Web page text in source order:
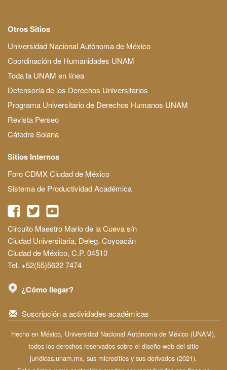
Otros Sitios
Universidad Nacional Autónoma de México
Coordinación de Humanidades UNAM
Toda la UNAM en línea
Defensoría de los Derechos Universitarios
Programa Universitario de Derechos Humanos UNAM
Revista Perseo
Cátedra Solana
Sitios Internos
Foro CDMX Ciudad de México
Sistema de Productividad Académica
Circuito Maestro Mario de la Cueva s/n
Ciudad Universitaria, Deleg. Coyoacán
Ciudad de México, C.P. 04510
Tel. +52(55)5622 7474
¿Cómo llegar?
Suscripción a actividades académicas
Hecho en México, Universidad Nacional Autónoma de México (UNAM),
todos los derechos reservados sobre el diseño web del sitio
jurídicas.unam.mx, sus micrositios y sus derivados (2021).